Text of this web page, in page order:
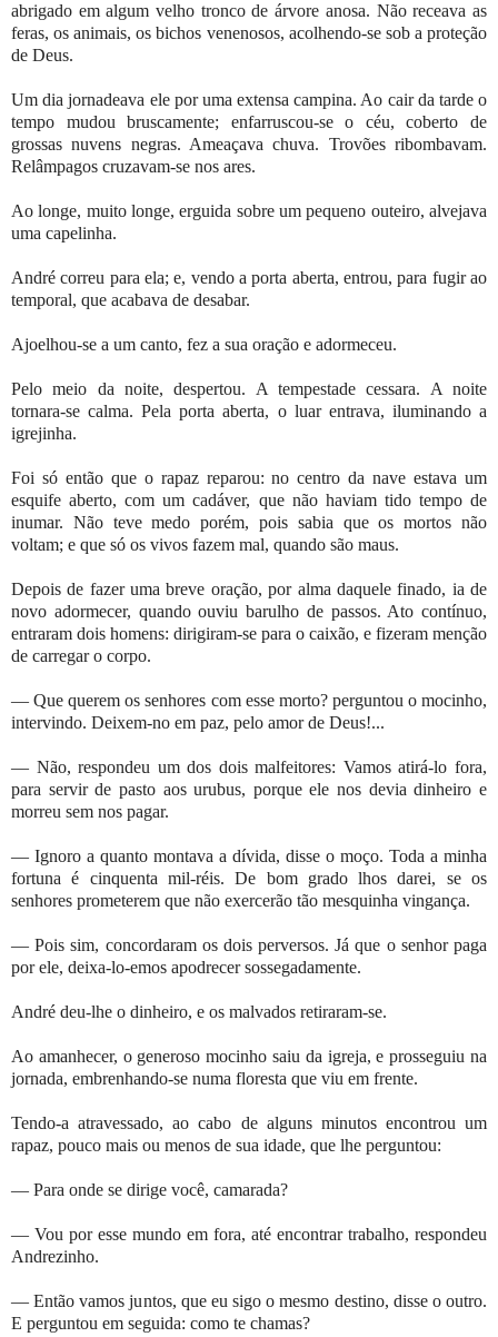
abrigado em algum velho tronco de árvore anosa. Não receava as
feras, os animais, os bichos venenosos, acolhendo-se sob a proteção
de Deus.
Um dia jornadeava ele por uma extensa campina. Ao cair da tarde o
tempo mudou bruscamente; enfarruscou-se o céu, coberto de
grossas nuvens negras. Ameaçava chuva. Trovões ribombavam.
Relâmpagos cruzavam-se nos ares.
Ao longe, muito longe, erguida sobre um pequeno outeiro, alvejava
uma capelinha.
André correu para ela; e, vendo a porta aberta, entrou, para fugir ao
temporal, que acabava de desabar.
Ajoelhou-se a um canto, fez a sua oração e adormeceu.
Pelo meio da noite, despertou. A tempestade cessara. A noite
tornara-se calma. Pela porta aberta, o luar entrava, iluminando a
igrejinha.
Foi só então que o rapaz reparou: no centro da nave estava um
esquife aberto, com um cadáver, que não haviam tido tempo de
inumar. Não teve medo porém, pois sabia que os mortos não
voltam; e que só os vivos fazem mal, quando são maus.
Depois de fazer uma breve oração, por alma daquele finado, ia de
novo adormecer, quando ouviu barulho de passos. Ato contínuo,
entraram dois homens: dirigiram-se para o caixão, e fizeram menção
de carregar o corpo.
— Que querem os senhores com esse morto? perguntou o mocinho,
intervindo. Deixem-no em paz, pelo amor de Deus!...
— Não, respondeu um dos dois malfeitores: Vamos atirá-lo fora,
para servir de pasto aos urubus, porque ele nos devia dinheiro e
morreu sem nos pagar.
— Ignoro a quanto montava a dívida, disse o moço. Toda a minha
fortuna é cinquenta mil-réis. De bom grado lhos darei, se os
senhores prometerem que não exercerão tão mesquinha vingança.
— Pois sim, concordaram os dois perversos. Já que o senhor paga
por ele, deixa-lo-emos apodrecer sossegadamente.
André deu-lhe o dinheiro, e os malvados retiraram-se.
Ao amanhecer, o generoso mocinho saiu da igreja, e prosseguiu na
jornada, embrenhando-se numa floresta que viu em frente.
Tendo-a atravessado, ao cabo de alguns minutos encontrou um
rapaz, pouco mais ou menos de sua idade, que lhe perguntou:
— Para onde se dirige você, camarada?
— Vou por esse mundo em fora, até encontrar trabalho, respondeu
Andrezinho.
— Então vamos juntos, que eu sigo o mesmo destino, disse o outro.
E perguntou em seguida: como te chamas?